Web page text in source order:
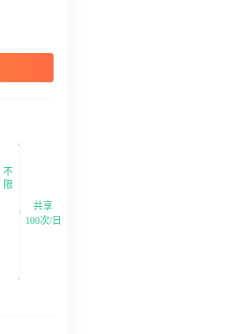
不
限
共享
100次/日